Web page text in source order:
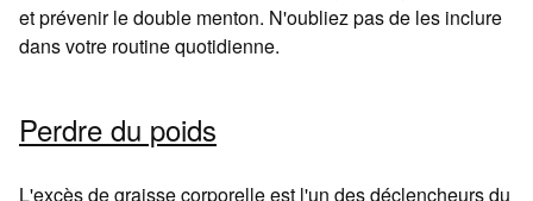
et prévenir le double menton. N'oubliez pas de les inclure
dans votre routine quotidienne.
Perdre du poids
L'excès de graisse corporelle est l'un des déclencheurs du